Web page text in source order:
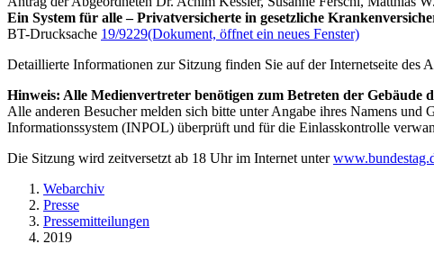
Ein System für alle – Privatversicherte in gesetzliche
BT-Drucksache 19/9229(Dokument, öffnet ein neues Fenster)
Detaillierte Informationen zur Sitzung finden Sie auf der Internetseite des
Hinweis: Alle Medienvertreter benötigen zum Betreten der Gebäude
Alle anderen Besucher melden sich bitte unter Angabe ihres Namens und
Informationssystem (INPOL) überprüft und für die Einlasskontrolle
Die Sitzung wird zeitversetzt ab 18 Uhr im Internet unter
Webarchiv
Presse
Pressemitteilungen
2019